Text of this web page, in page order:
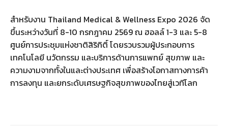
สำหรับงาน Thailand Medical & Wellness Expo 2026 จัด
ขึ้นระหว่างวันที่ 8-10 กรกฎาคม 2569 ณ ฮอลล์ 1-3 และ 5-8
ศูนย์การประชุมแห่งชาติสิริกิติ์ โดยรวบรวมผู้ประกอบการ
เทคโนโลยี นวัตกรรม และบริการด้านการแพทย์ สุขภาพ และ
ความงามจากทั้งในและต่างประเทศ เพื่อสร้างโอกาสทางการค้า
การลงทุน และยกระดับเศรษฐกิจสุขภาพของไทยสู่เวทีโลก